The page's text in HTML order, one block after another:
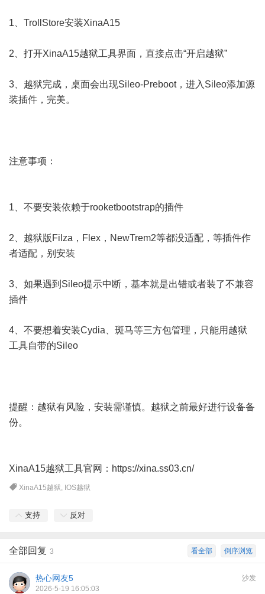
1、TrollStore安装XinaA15
2、打开XinaA15越狱工具界面，直接点击“开启越狱”
3、越狱完成，桌面会出现Sileo-Preboot，进入Sileo添加源
装插件，完美。
注意事项：
1、不要安装依赖于rooketbootstrap的插件
2、越狱版Filza，Flex，NewTrem2等都没适配，等插件作
者适配，别安装
3、如果遇到Sileo提示中断，基本就是出错或者装了不兼容
插件
4、不要想着安装Cydia、斑马等三方包管理，只能用越狱
工具自带的Sileo
提醒：越狱有风险，安装需谨慎。越狱之前最好进行设备备
份。
XinaA15越狱工具官网： https://xina.ss03.cn/
XinaA15越狱 IOS越狱
支持 反对
倒序浏览
看全部
全部回复 3
沙发
热心网友5
2026-5-19 16:05:03